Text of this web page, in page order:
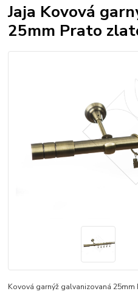
Jaja Kovová
25mm Prato
Kovová garnýž galvanizovaná